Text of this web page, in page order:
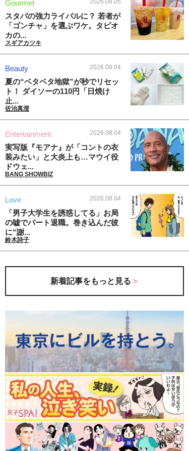
Gourmet 2026.08.05
スタバの強力ライバルに？ 若者が
「ゴンチャ」を選ぶワケ。タピオ
カの...
スギアカツキ
Beauty 2026.08.04
夏の“ベタベタ地獄”が秒でリセッ
ト！ ダイソーの110円「日焼け
止...
佐治真澄
Entertainment 2026.08.04
実写版『モアナ』が「コントの衣
装みたい」と大炎上も…マウイ役
ドウェ...
BANG SHOWBIZ
Love 2026.08.04
「男子大学生を誘惑してる」お局
の嘘でパート退職。巻き込んだ彼
に“謝...
鈴木詩子
新着記事をもっと見る